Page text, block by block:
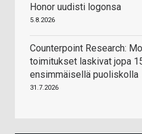
Honor uudisti logonsa
5.8.2026
Counterpoint Research:
toimitukset laskivat jopa
ensimmäisellä puoliskolla
31.7.2026